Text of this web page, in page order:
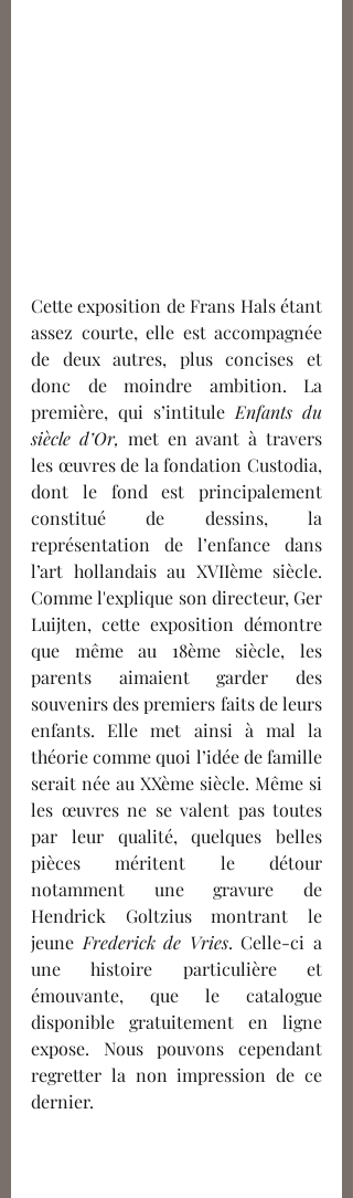
Cette exposition de Frans Hals étant
assez courte, elle est accompagnée
de deux autres, plus concises et
donc de moindre ambition. La
première, qui s’intitule Enfants du
siècle d’Or, met en avant à travers
les œuvres de la fondation Custodia,
dont le fond est principalement
constitué de dessins, la
représentation de l’enfance dans
l’art hollandais au XVIIème siècle.
Comme l'explique son directeur, Ger
Luijten, cette exposition démontre
que même au 18ème siècle, les
parents aimaient garder des
souvenirs des premiers faits de leurs
enfants. Elle met ainsi à mal la
théorie comme quoi l’idée de famille
serait née au XXème siècle. Même si
les œuvres ne se valent pas toutes
par leur qualité, quelques belles
pièces méritent le détour
notamment une gravure de
Hendrick Goltzius montrant le
jeune Frederick de Vries. Celle-ci a
une histoire particulière et
émouvante, que le catalogue
disponible gratuitement en ligne
expose. Nous pouvons cependant
regretter la non impression de ce
dernier.